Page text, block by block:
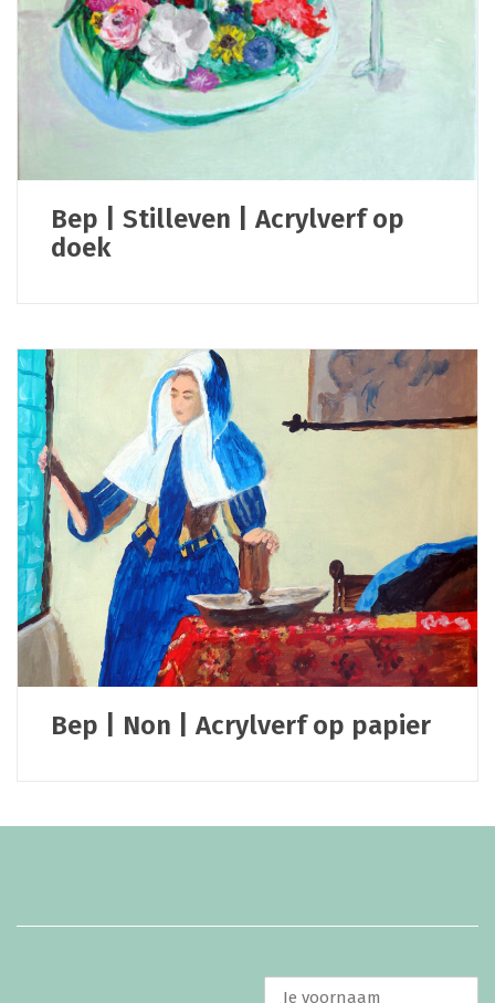
Bep | Stilleven | Acrylverf op
doek
Bep | Non | Acrylverf op papier